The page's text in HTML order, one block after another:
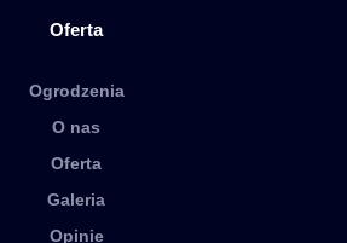
Oferta
Ogrodzenia
O nas
Oferta
Galeria
Opinie